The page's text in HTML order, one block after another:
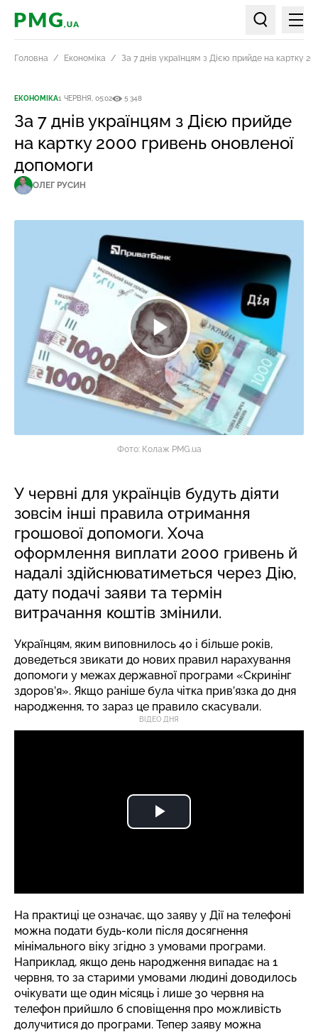
PMG.ua
Пошук по
Головна Економіка За 7 днів українцям з Дією прийде на картку
ЕКОНОМІКА1 ЧЕРВНЯ, 05:02 5 348
За 7 днів українцям з Дією прийде
на картку 2000 гривень оновленої
допомоги
ОЛЕГ РУСИН
Фото: Колаж PMG.ua
У червні для українців будуть діяти
зовсім інші правила отримання
грошової допомоги. Хоча
оформлення виплати 2000 гривень й
надалі здійснюватиметься через Дію,
дату подачі заяви та термін
витрачання коштів змінили.
Українцям, яким виповнилось 40 і більше років,
доведеться звикати до нових правил нарахування
допомоги у межах державної програми «Скринінг
здоров’я». Якщо раніше була чітка прив’язка до дня
народження, то зараз це правило скасували.
ВІДЕО ДНЯ
На практиці це означає, що заяву у Дії на телефоні
можна подати будь-коли після досягнення
мінімального віку згідно з умовами програми.
Наприклад, якщо день народження випадає на 1
червня, то за старими умовами людині доводилось
очікувати ще один місяць і лише 30 червня на
телефон прийшло б сповіщення про можливість
долучитися до програми. Тепер заяву можна